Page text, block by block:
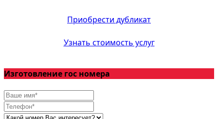
Приобрести дубликат
Узнать стоимость услуг
Изготовление гос номера